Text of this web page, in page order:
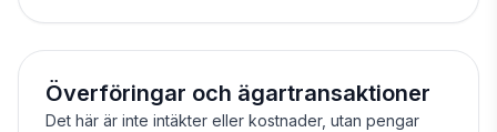
Överföringar och ägartransaktioner
Det här är inte intäkter eller kostnader, utan pengar